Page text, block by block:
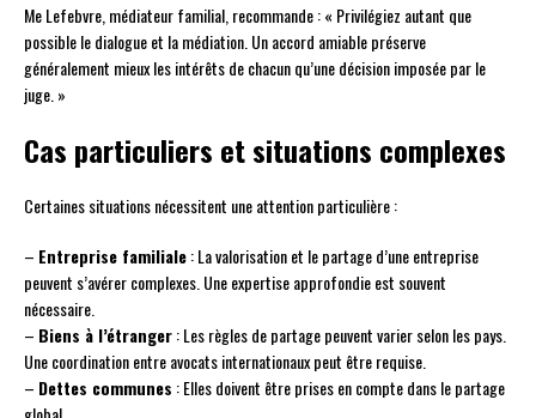
Me Lefebvre, médiateur familial, recommande : « Privilégiez autant que
possible le dialogue et la médiation. Un accord amiable préserve
généralement mieux les intérêts de chacun qu’une décision imposée par le
juge. »
Cas particuliers et situations complexes
Certaines situations nécessitent une attention particulière :
– Entreprise familiale: La valorisation et le partage d’une entreprise
peuvent s’avérer complexes. Une expertise approfondie est souvent
nécessaire.
– Biens à l’étranger: Les règles de partage peuvent varier selon les pays.
Une coordination entre avocats internationaux peut être requise.
– Dettes communes : Elles doivent être prises en compte dans le partage